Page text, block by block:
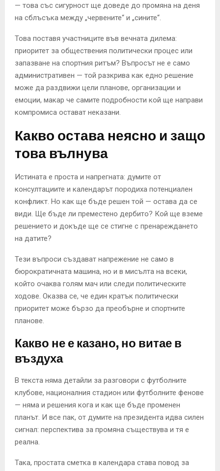
— това със сигурност ще доведе до промяна на деня
на сблъсъка между „червените“ и „сините“.
Това поставя участниците във вечната дилема:
приоритет за обществения политически процес или
запазване на спортния ритъм? Въпросът не е само
административен — той разкрива как едно решение
може да раздвижи цели планове, организации и
емоции, макар че самите подробности кой ще направи
компромиса остават неказани.
Какво остава неясно и защо
това вълнува
Истината е проста и напрегната: думите от
консултациите и календарът породиха потенциален
конфликт. Но как ще бъде решен той — остава да се
види. Ще бъде ли преместено дербито? Кой ще вземе
решението и докъде ще се стигне с пренареждането
на датите?
Тези въпроси създават напрежение не само в
бюрократичната машина, но и в мисълта на всеки,
който очаква голям мач или следи политическите
ходове. Оказва се, че един кратък политически
приоритет може бързо да преобърне и спортните
планове.
Какво не е казано, но витае в
въздуха
В текста няма детайли за разговори с футболните
клубове, националния стадион или футболните фенове
— няма и решения кога и как ще бъде променен
планът. И все пак, от думите на президента идва силен
сигнал: перспектива за промяна съществува и тя е
реална.
Така, простата сметка в календара става повод за